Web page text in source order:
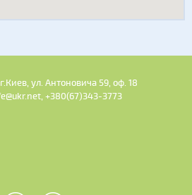
ул. Антоновича 59, оф. 18
+380(67)343-3773